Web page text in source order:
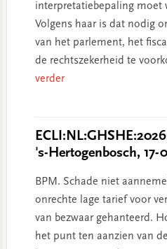
interpretatiebepaling moet
Volgens haar is dat nodig
van het parlement, het
de rechtszekerheid te
verder
's-Hertogenbosch,
BPM. Schade niet
onrechte lage tarief voor
van bezwaar gehanteerd.
het punt ten aanzien van